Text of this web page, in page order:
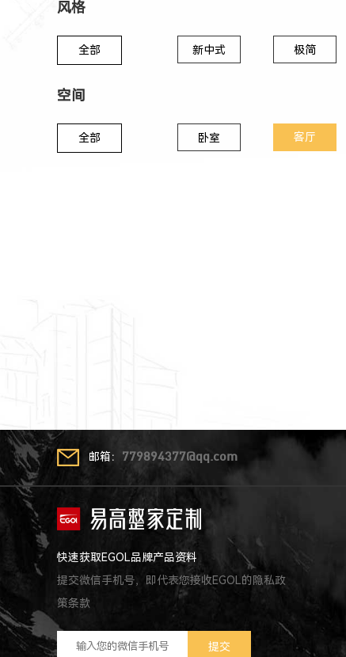
风格
全部 新中式 极简
空间
全部 卧室 客厅
邮箱： 779894377@qq.com
快速获取EGOL品牌产品资料
提交微信手机号，即代表您接收EGOL的隐私政
策条款